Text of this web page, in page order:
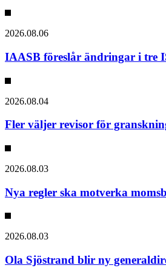
2026.08.06
IAASB föreslår ändringar i tre
2026.08.04
Fler väljer revisor för
2026.08.03
Nya regler ska motverka
2026.08.03
Ola Sjöstrand blir ny